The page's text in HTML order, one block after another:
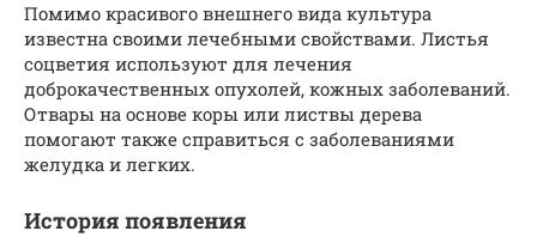
Помимо красивого внешнего вида культура
известна своими лечебными свойствами. Листья
соцветия используют для лечения
доброкачественных опухолей, кожных заболеваний.
Отвары на основе коры или листвы дерева
помогают также справиться с заболеваниями
желудка и легких.
История появления